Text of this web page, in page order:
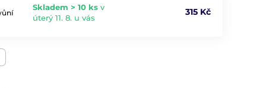
Skladem > 10 ks v
úterý 11. 8. u vás
315 Kč